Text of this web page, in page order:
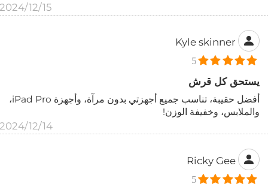
2024/12/15
Kyle skinner
5
يستحق كل قرش
أفضل حقيبة، تناسب جميع أجهزتي بدون مرآة، وأجهزة iPad Pro،
والملابس، وخفيفة الوزن!
2024/12/14
Ricky Gee
5